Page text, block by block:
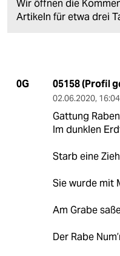
Wir öffnen die
Artikeln für etwa drei
0G 05158 (Profil
02.06.2020,
Gattung
Im dunklen
Starb eine
Sie wurde mit
Am Grabe
Der Rabe